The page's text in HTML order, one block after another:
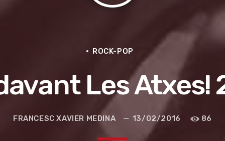
ROCK-POP
Les Atxes!
FRANCESC XAVIER MEDINA 13/02/2016 86